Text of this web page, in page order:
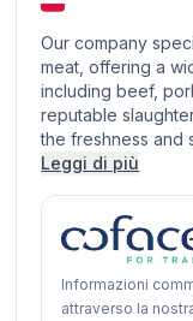
Our company
meat, offering a
including beef,
reputable
the freshness and
Leggi di più
Informazioni
attraverso la